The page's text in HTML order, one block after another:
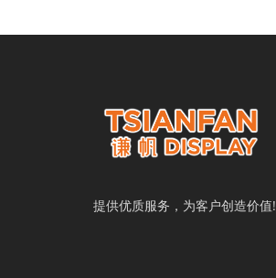
提供优质服务，为客户创造价值!